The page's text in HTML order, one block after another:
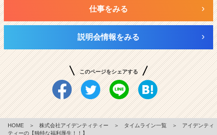
仕事をみる
説明会情報をみる
このページをシェアする
HOME ＞ 株式会社アイデンティティー ＞ タイムライン一覧 ＞
アイデンティ
ティーの【独特な福利厚生！！】